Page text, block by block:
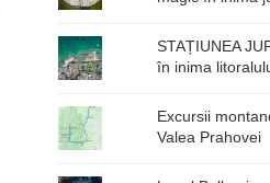
STAȚIUNEA
în inima
Excursii
Valea Prahovei